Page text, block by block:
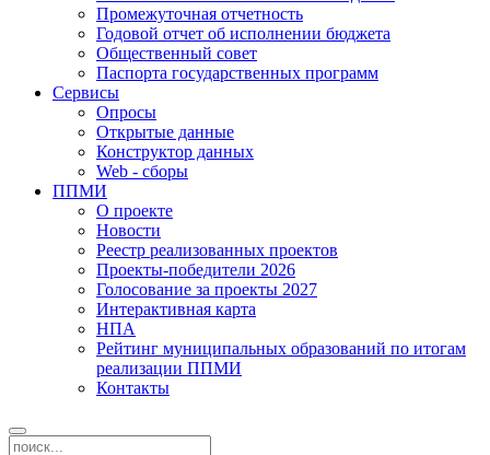
Промежуточная отчетность
Годовой отчет об исполнении бюджета
Общественный совет
Паспорта государственных программ
Сервисы
Опросы
Открытые данные
Конструктор данных
Web - сборы
ППМИ
О проекте
Новости
Реестр реализованных проектов
Проекты-победители 2026
Голосование за проекты 2027
Интерактивная карта
НПА
Рейтинг муниципальных образований по итогам
реализации ППМИ
Контакты